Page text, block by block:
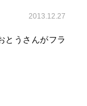
2013.12.27
とうさんがフラ